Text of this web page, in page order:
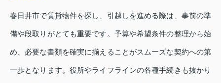
春日井市で賃貸物件を探し、引越しを進める際は、事前の準
備や段取りがとても重要です。予算や希望条件の整理から始
め、必要な書類を確実に揃えることがスムーズな契約への第
一歩となります。役所やライフラインの各種手続きも抜かり